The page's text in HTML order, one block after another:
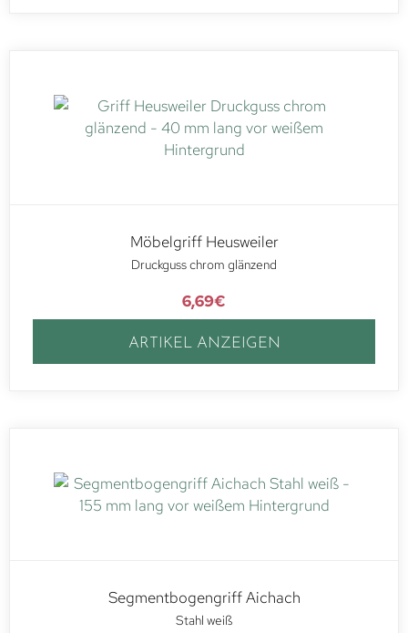
Möbelgriff Heusweiler
Druckguss chrom glänzend
6,69€
ARTIKEL ANZEIGEN
Segmentbogengriff Aichach
Stahl weiß